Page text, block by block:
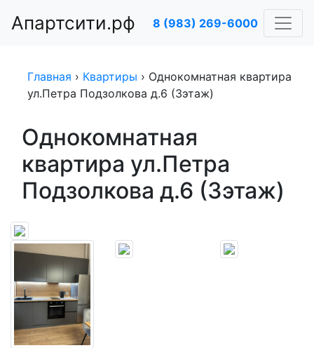
Апартсити.рф 8 (983) 269-6000
Главная › Квартиры › Однокомнатная квартира
ул.Петра Подзолкова д.6 (3этаж)
Однокомнатная
квартира ул.Петра
Подзолкова д.6 (3этаж)